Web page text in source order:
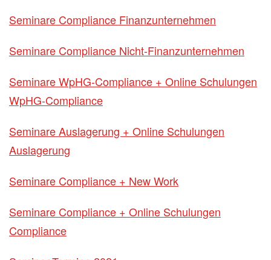
Seminare Compliance Finanzunternehmen
Seminare Compliance Nicht-Finanzunternehmen
Seminare WpHG-Compliance + Online Schulungen
WpHG-Compliance
Seminare Auslagerung + Online Schulungen
Auslagerung
Seminare Compliance + New Work
Seminare Compliance + Online Schulungen
Compliance